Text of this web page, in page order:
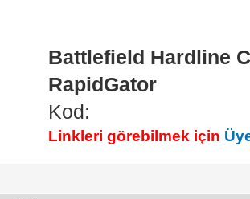
Battlefield Hardline
RapidGator
Kod:
Linkleri görebilmek için